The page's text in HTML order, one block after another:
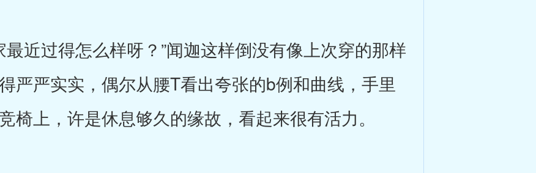
近过得怎么样呀？”闻迦这样倒没有像上次穿的那样
严严实实，偶尔从腰T看出夸张的b例和曲线，手里
椅上，许是休息够久的缘故，看起来很有活力。